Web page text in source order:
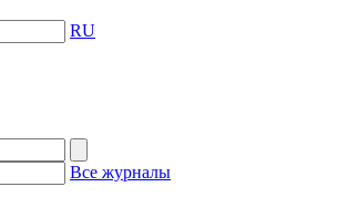
RU
Все журналы